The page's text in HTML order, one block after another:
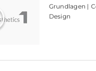
Grundlagen |
Design